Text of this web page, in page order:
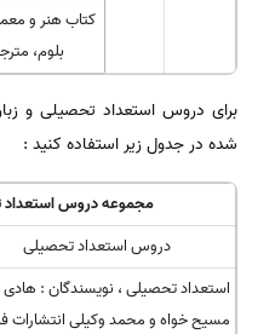
کتاب هنر و
بلوم،
برای دروس استعداد تحصیلی و
شده در جدول زیر استفاده کنید :
مجموعه دروس استعداد
دروس استعداد تحصیلی
استعداد تحصیلی ، نویسندگان : هادی
مسیح خواه و محمد وکیلی انتشارات